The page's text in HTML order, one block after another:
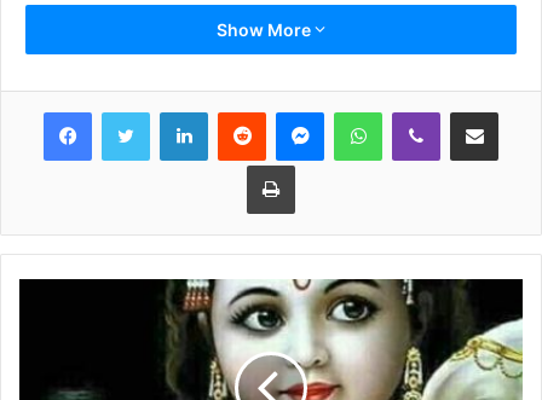
पक्कै थाहा छैन। हुन त आफूले भोट दिएर जिताएका सांसद तथा नेताप्रति
अविश्वास गर्ने कुरा पनि त भएन। तर, कोही भष्टाचारमा फस्नु, कोही
फौजदारी अपराधमा मुछिनु, कोही अपहरण तथा कमाउधन्दामा सहभागी हुनु त
नेताहरूको चरित्र जस्तै भइसक्यो।
कानुन बनाउनेहरू नै कानुनको नजरमा अपराधी भएपछि उनीहरूबाट
स्कुले शिक्षा पनि पूरा नगर्ने नेताहरू प्रशस्तै छन् नेपालमा उनीहरूले
देशका लागि के नै दिन सक्षम होलान् र?
जुन व्यक्तिले आफैंलाई नियन्त्रणमा राख्न सक्दैन उसले समाजलाई
कसरी नियन्त्रण गर्न सक्छ? आफ्ना बारेमा सोच्न नसक्नेले, परिवार,
समाजको बारेमा सही मार्गनिर्देशन कसरी गर्ला?
Show More
LinkedInReddit MessengerWhatsAppViber Share via Email
Print